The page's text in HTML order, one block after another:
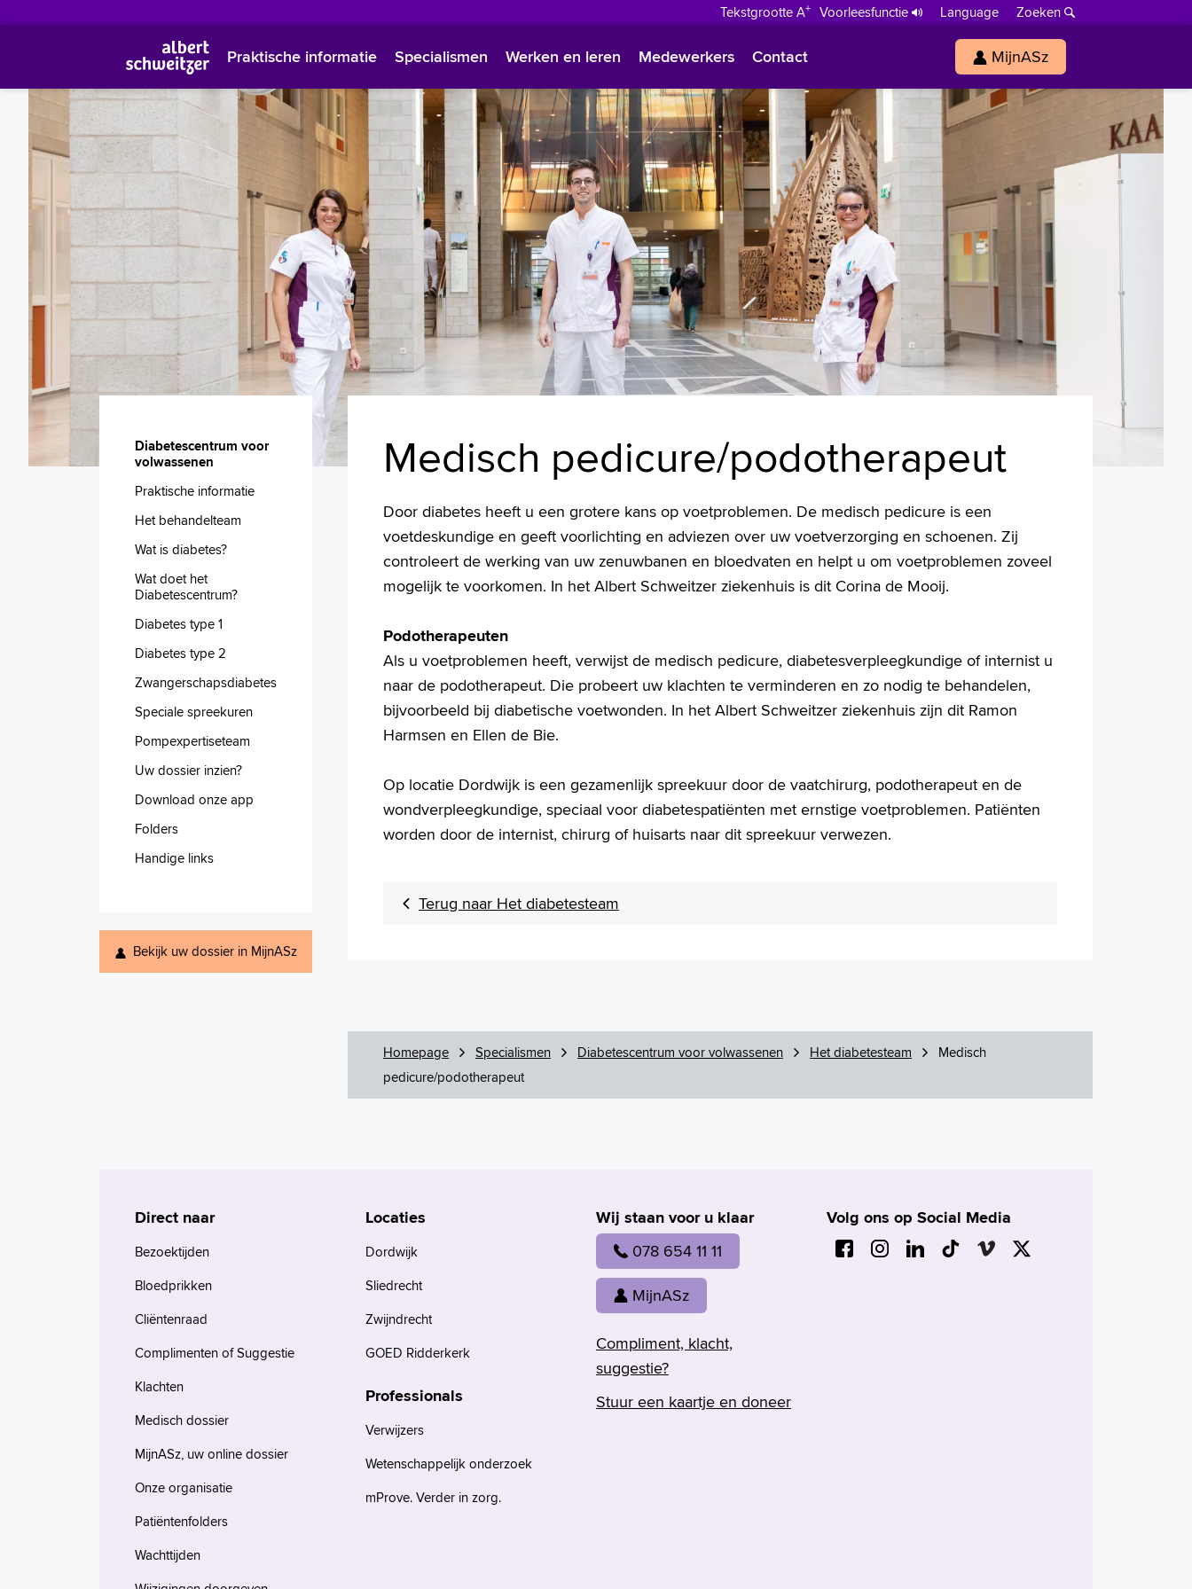
Tekstgrootte A+ Voorleesfunctie Language
Zoeken
Polski
Türkçe
Arabisch
Praktische informatie Specialismen Werken en leren Medewerkers Contact MijnASz
Diabetescentrum voor
volwassenen
Praktische informatie
Het behandelteam
Wat is diabetes?
Wat doet het
Diabetescentrum?
Diabetes type 1
Diabetes type 2
Zwangerschapsdiabetes
Speciale spreekuren
Pompexpertiseteam
Uw dossier inzien?
Download onze app
Folders
Handige links
Bekijk uw dossier in MijnASz
Medisch pedicure/podotherapeut
Door diabetes heeft u een grotere kans op voetproblemen. De medisch pedicure is een
voetdeskundige en geeft voorlichting en adviezen over uw voetverzorging en schoenen. Zij
controleert de werking van uw zenuwbanen en bloedvaten en helpt u om voetproblemen zoveel
mogelijk te voorkomen. In het Albert Schweitzer ziekenhuis is dit Corina de Mooij.
Podotherapeuten
Als u voetproblemen heeft, verwijst de medisch pedicure, diabetesverpleegkundige of internist u
naar de podotherapeut. Die probeert uw klachten te verminderen en zo nodig te behandelen,
bijvoorbeeld bij diabetische voetwonden. In het Albert Schweitzer ziekenhuis zijn dit Ramon
Harmsen en Ellen de Bie.
Op locatie Dordwijk is een gezamenlijk spreekuur door de vaatchirurg, podotherapeut en de
wondverpleegkundige, speciaal voor diabetespatiënten met ernstige voetproblemen. Patiënten
worden door de internist, chirurg of huisarts naar dit spreekuur verwezen.
Terug naar Het diabetesteam
Homepage Specialismen Diabetescentrum voor volwassenen Het diabetesteam
Medisch
pedicure/podotherapeut
Wij staan voor u klaar
078 654 11 11
MijnASz
Compliment, klacht,
suggestie?
Stuur een kaartje en doneer
Volg ons op Social Media
Direct naar
Bezoektijden
Bloedprikken
Cliëntenraad
Complimenten of Suggestie
Klachten
Medisch dossier
MijnASz, uw online dossier
Onze organisatie
Patiëntenfolders
Wachttijden
Locaties
Dordwijk
Sliedrecht
Zwijndrecht
GOED Ridderkerk
Professionals
Verwijzers
Wetenschappelijk onderzoek
mProve. Verder in zorg.